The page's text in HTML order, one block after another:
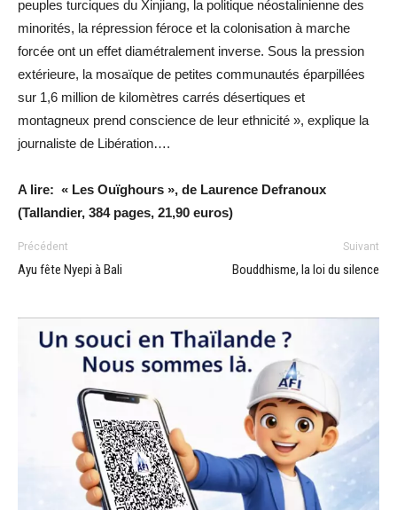
peuples turciques du Xinjiang, la politique néostalinienne des
minorités, la répression féroce et la colonisation à marche
forcée ont un effet diamétralement inverse. Sous la pression
extérieure, la mosaïque de petites communautés éparpillées
sur 1,6 million de kilomètres carrés désertiques et
montagneux prend conscience de leur ethnicité », explique la
journaliste de Libération….
A lire: « Les Ouïghours », de Laurence Defranoux
(Tallandier, 384 pages, 21,90 euros)
Précédent
Ayu fête Nyepi à Bali
Suivant
Bouddhisme, la loi du silence